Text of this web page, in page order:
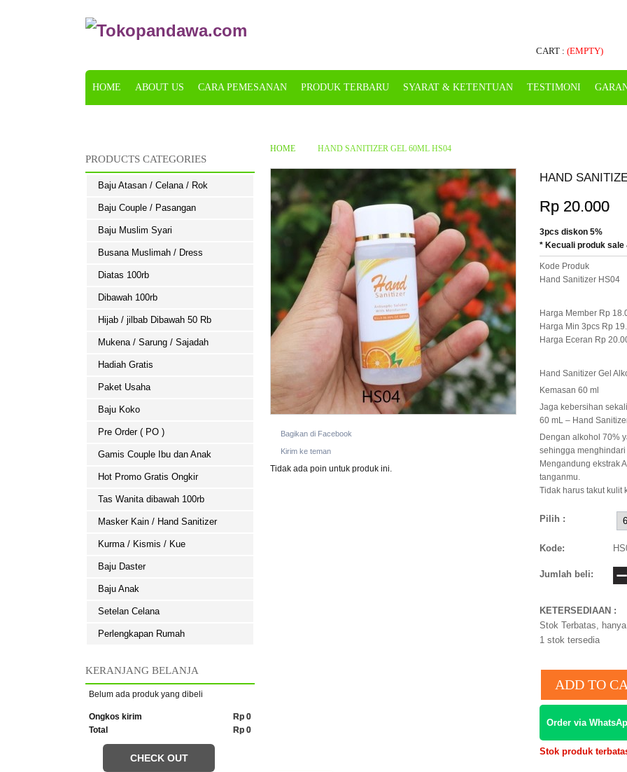
CART : (EMPTY)
HOME ABOUT US CARA PEMESANAN PRODUK TERBARU SYARAT & KETENTUAN TESTIMONI
PRODUCTS CATEGORIES
Baju Atasan / Celana / Rok
Baju Couple / Pasangan
Baju Muslim Syari
Busana Muslimah / Dress
Diatas 100rb
Dibawah 100rb
Hijab / jilbab Dibawah 50 Rb
Mukena / Sarung / Sajadah
Hadiah Gratis
Paket Usaha
Baju Koko
Pre Order ( PO )
Gamis Couple Ibu dan Anak
Hot Promo Gratis Ongkir
Tas Wanita dibawah 100rb
Masker Kain / Hand Sanitizer
Kurma / Kismis / Kue
Baju Daster
Baju Anak
Setelan Celana
Perlengkapan Rumah
KERANJANG BELANJA
Belum ada produk yang dibeli
Rp 0
Ongkos kirim
Rp 0
Total
CHECK OUT
HOME HAND SANITIZER GEL 60ML HS04
Bagikan di Facebook
Kirim ke teman
Tidak ada poin untuk produk ini.
HAND
Rp 20.000
3pcs diskon 5%
* Kecuali produk sale
Kode Produk
Hand Sanitizer HS04
Harga Member Rp
Harga Min 3pcs Rp
Harga Eceran Rp
Hand Sanitizer Gel
Kemasan 60 ml
Jaga kebersihan
60 mL – Hand
Dengan alkohol 70%
sehingga
Mengandung ekstrak
tanganmu.
Tidak harus takut kulit
Pilih :
Kode:
Jumlah beli:
KETERSEDIAAN :
Stok Terbatas,
1 stok tersedia
Order via
Stok produk